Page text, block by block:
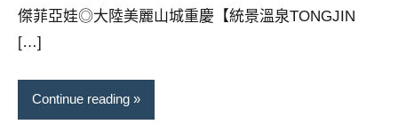
節
目
持、
哥
傑菲亞娃◎大陸美麗山城重慶【統景溫泉TONGJIN
[…]
Continue reading